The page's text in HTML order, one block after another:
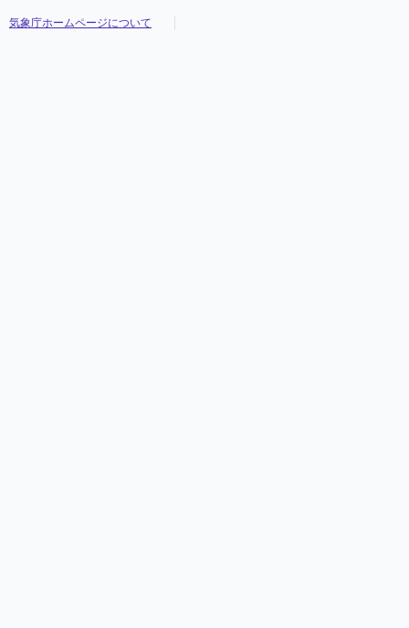
気象庁ホームページについて